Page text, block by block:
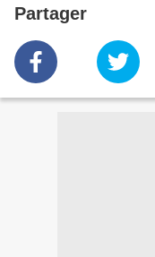
Partager